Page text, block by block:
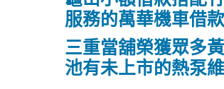
服務的萬華機車借款
三重當舖榮獲眾多
池有未上市的熱泵